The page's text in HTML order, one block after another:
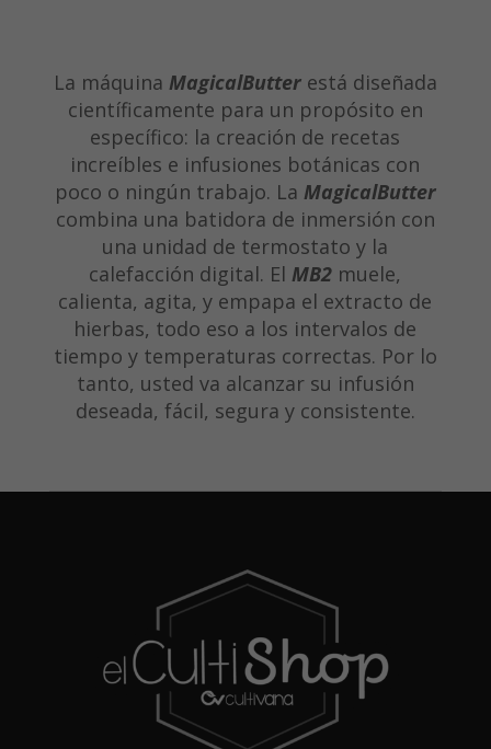
La máquina MagicalButterestá diseñada
científicamente para un propósito en
específico: la creación de recetas
increíbles e infusiones botánicas con
poco o ningún trabajo. La MagicalButter
combina una batidora de inmersión con
una unidad de termostato y la
calefacción digital. El MB2 muele,
calienta, agita, y empapa el extracto de
hierbas, todo eso a los intervalos de
tiempo y temperaturas correctas. Por lo
tanto, usted va alcanzar su infusión
deseada, fácil, segura y consistente.